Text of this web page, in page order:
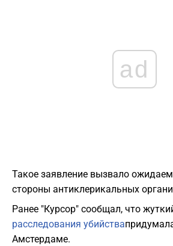
ad
Такое заявление вызвало
стороны антиклерикальных
Ранее "Курсор" сообщал, что
расследования убийства
Амстердаме.